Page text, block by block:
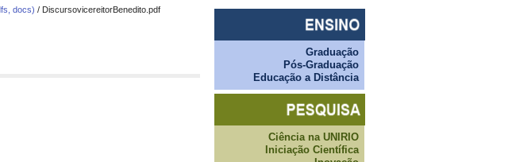
docs) / DiscursovicereitorBenedito.pdf
Graduação
Pós-Graduação
Educação a Distância
Ciência na UNIRIO
Iniciação Científica